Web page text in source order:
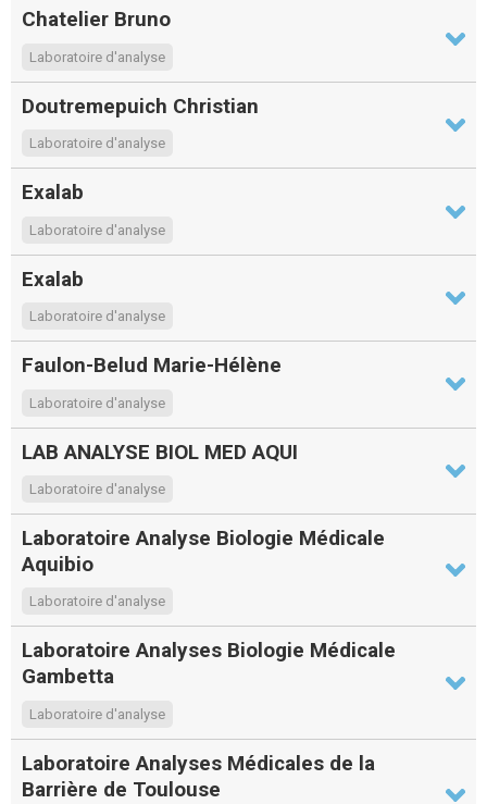
Chatelier Bruno
Laboratoire d'analyse
Doutremepuich Christian
Laboratoire d'analyse
Exalab
Laboratoire d'analyse
Exalab
Laboratoire d'analyse
Faulon-Belud Marie-Hélène
Laboratoire d'analyse
LAB ANALYSE BIOL MED AQUI
Laboratoire d'analyse
Laboratoire Analyse Biologie Médicale
Aquibio
Laboratoire d'analyse
Laboratoire Analyses Biologie Médicale
Gambetta
Laboratoire d'analyse
Laboratoire Analyses Médicales de la
Barrière de Toulouse